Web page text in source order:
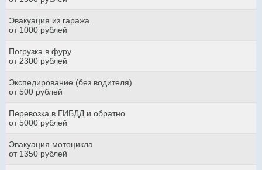
Эвакуация из гаража
от 1000 рублей
Погрузка в фуру
от 2300 рублей
Экспедирование (без водителя)
от 500 рублей
Перевозка в ГИБДД и обратно
от 5000 рублей
Эвакуация мотоцикла
от 1350 рублей